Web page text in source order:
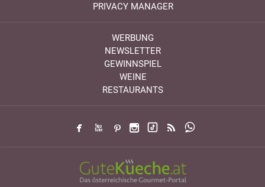
PRIVACY MANAGER
WERBUNG
NEWSLETTER
GEWINNSPIEL
WEINE
RESTAURANTS